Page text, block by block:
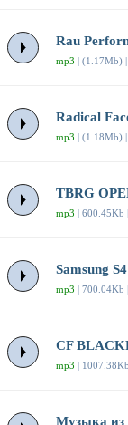
Rau
mp3 | (1.17Mb)
Radical
mp3 | (1.18Mb)
TBRG
mp3 | 600.45Kb
Samsung
mp3 | 700.04Kb
CF
mp3 |
Музыка из